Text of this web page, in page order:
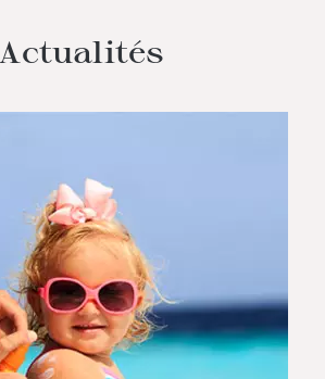
Actualités